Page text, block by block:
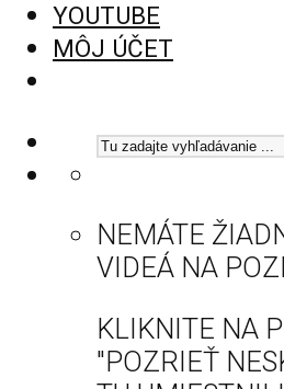
YOUTUBE
MÔJ ÚČET
NEMÁTE
VIDEÁ NA
KLIKNITE NA
"POZRIEŤ